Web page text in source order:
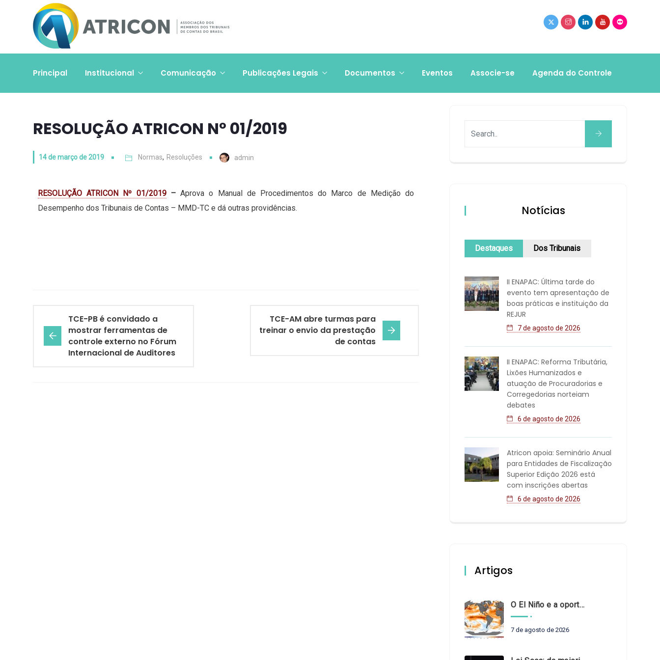
Principal Institucional Comunicação Publicações Legais Documentos Eventos Associe-se Agenda do Controle
RESOLUÇÃO ATRICON Nº 01/2019
14 de março de 2019 Normas, Resoluções admin
RESOLUÇÃO ATRICON Nº 01/2019–Aprova o Manual de Procedimentos do Marco de Medição do
Desempenho dos Tribunais de Contas – MMD-TC e dá outras providências.
TCE-PB é convidado a
mostrar ferramentas de
controle externo no Fórum
Internacional de Auditores
TCE-AM abre turmas para
treinar o envio da prestação
de contas
Notícias
Destaques Dos Tribunais
II ENAPAC: Última tarde do
evento tem apresentação de
boas práticas e instituição da
REJUR
7 de agosto de 2026
II ENAPAC: Reforma Tributária,
Lixões Humanizados e
atuação de Procuradorias e
Corregedorias norteiam
debates
6 de agosto de 2026
Atricon apoia: Seminário Anual
para Entidades de Fiscalização
Superior Edição 2026 está
com inscrições abertas
6 de agosto de 2026
Artigos
O El Niño e a oportunidade de fortalecer o controle externo das políticas climáticas
7 de agosto de 2026